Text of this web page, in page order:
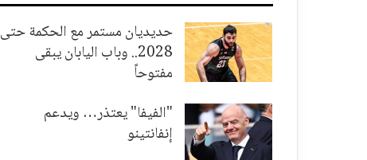
حديديان مستمر مع الحكمة حتى
2028.. وباب اليابان يبقى
مفتوحاً
"الفيفا" يعتذر… ويدعم
إنفانتينو